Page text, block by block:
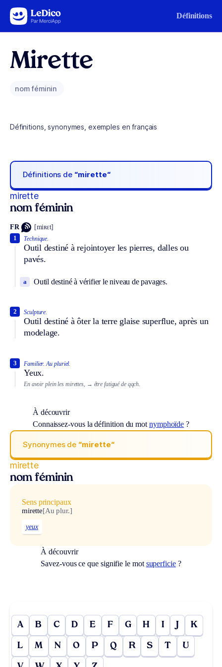
Aller au contenu Définitions
Mirette
nom féminin
Définitions, synonymes, exemples en français
Définitions de “mirette“
mirette
nom féminin
FR [miʀɛt]
Technique.
Outil destiné à rejointoyer les pierres, dalles ou
pavés.
1
Outil destiné à vérifier le niveau de pavages.
a
Sculpture.
Outil destiné à ôter la terre glaise superflue, après un
modelage.
2
Familier. Au pluriel.
Yeux.
3
En avoir plein les mirettes, → être fatigué de qqch.
À découvrir
Connaissez-vous la définition du mot nymphoïde ?
Synonymes de “mirette“
mirette
nom féminin
Sens principaux
mirette[Au plur.]
yeux
À découvrir
Savez-vous ce que signifie le mot superficie?
A B C D E F G H I J K
L M N O P Q R S T U